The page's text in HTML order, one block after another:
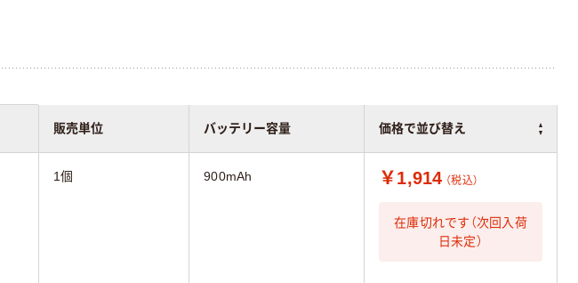
販売単位 バッテリー容量 価格で並び替え
1個 900mAh ￥1,914 （税込）
在庫切れです（次回入荷
日未定）